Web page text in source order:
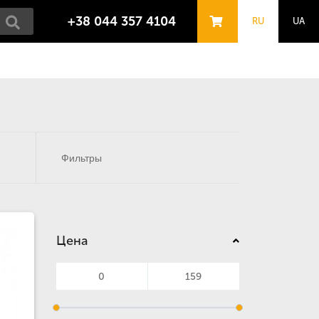
+38 044 357 4104 RU UA
Цена
Фильтры